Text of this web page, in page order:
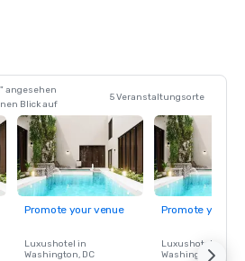
angesehen
Blick auf
5 Veranstaltungsorte
Promote your venue
Luxushotel in
Washington, DC
Promote your
Luxushotel in
Washington